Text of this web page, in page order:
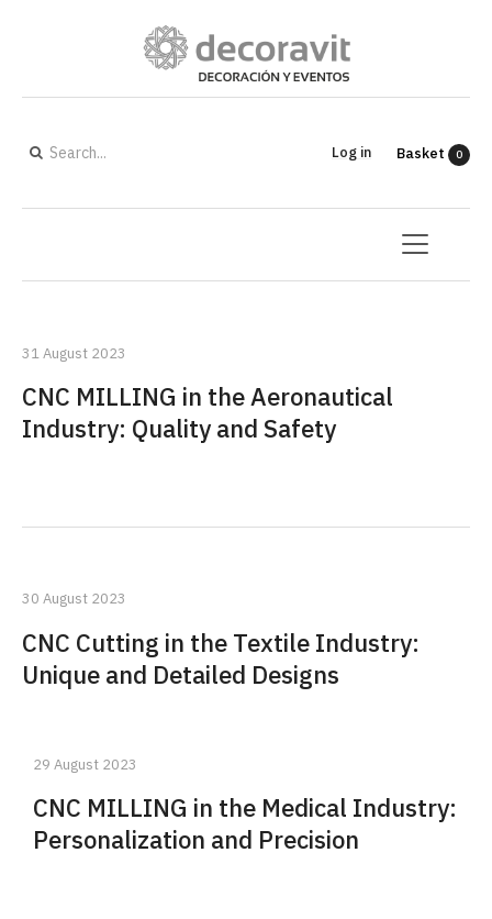
Log in Basket 0
31 August 2023
CNC MILLING in the Aeronautical
Industry: Quality and Safety
30 August 2023
CNC Cutting in the Textile Industry:
Unique and Detailed Designs
29 August 2023
CNC MILLING in the Medical Industry:
Personalization and Precision